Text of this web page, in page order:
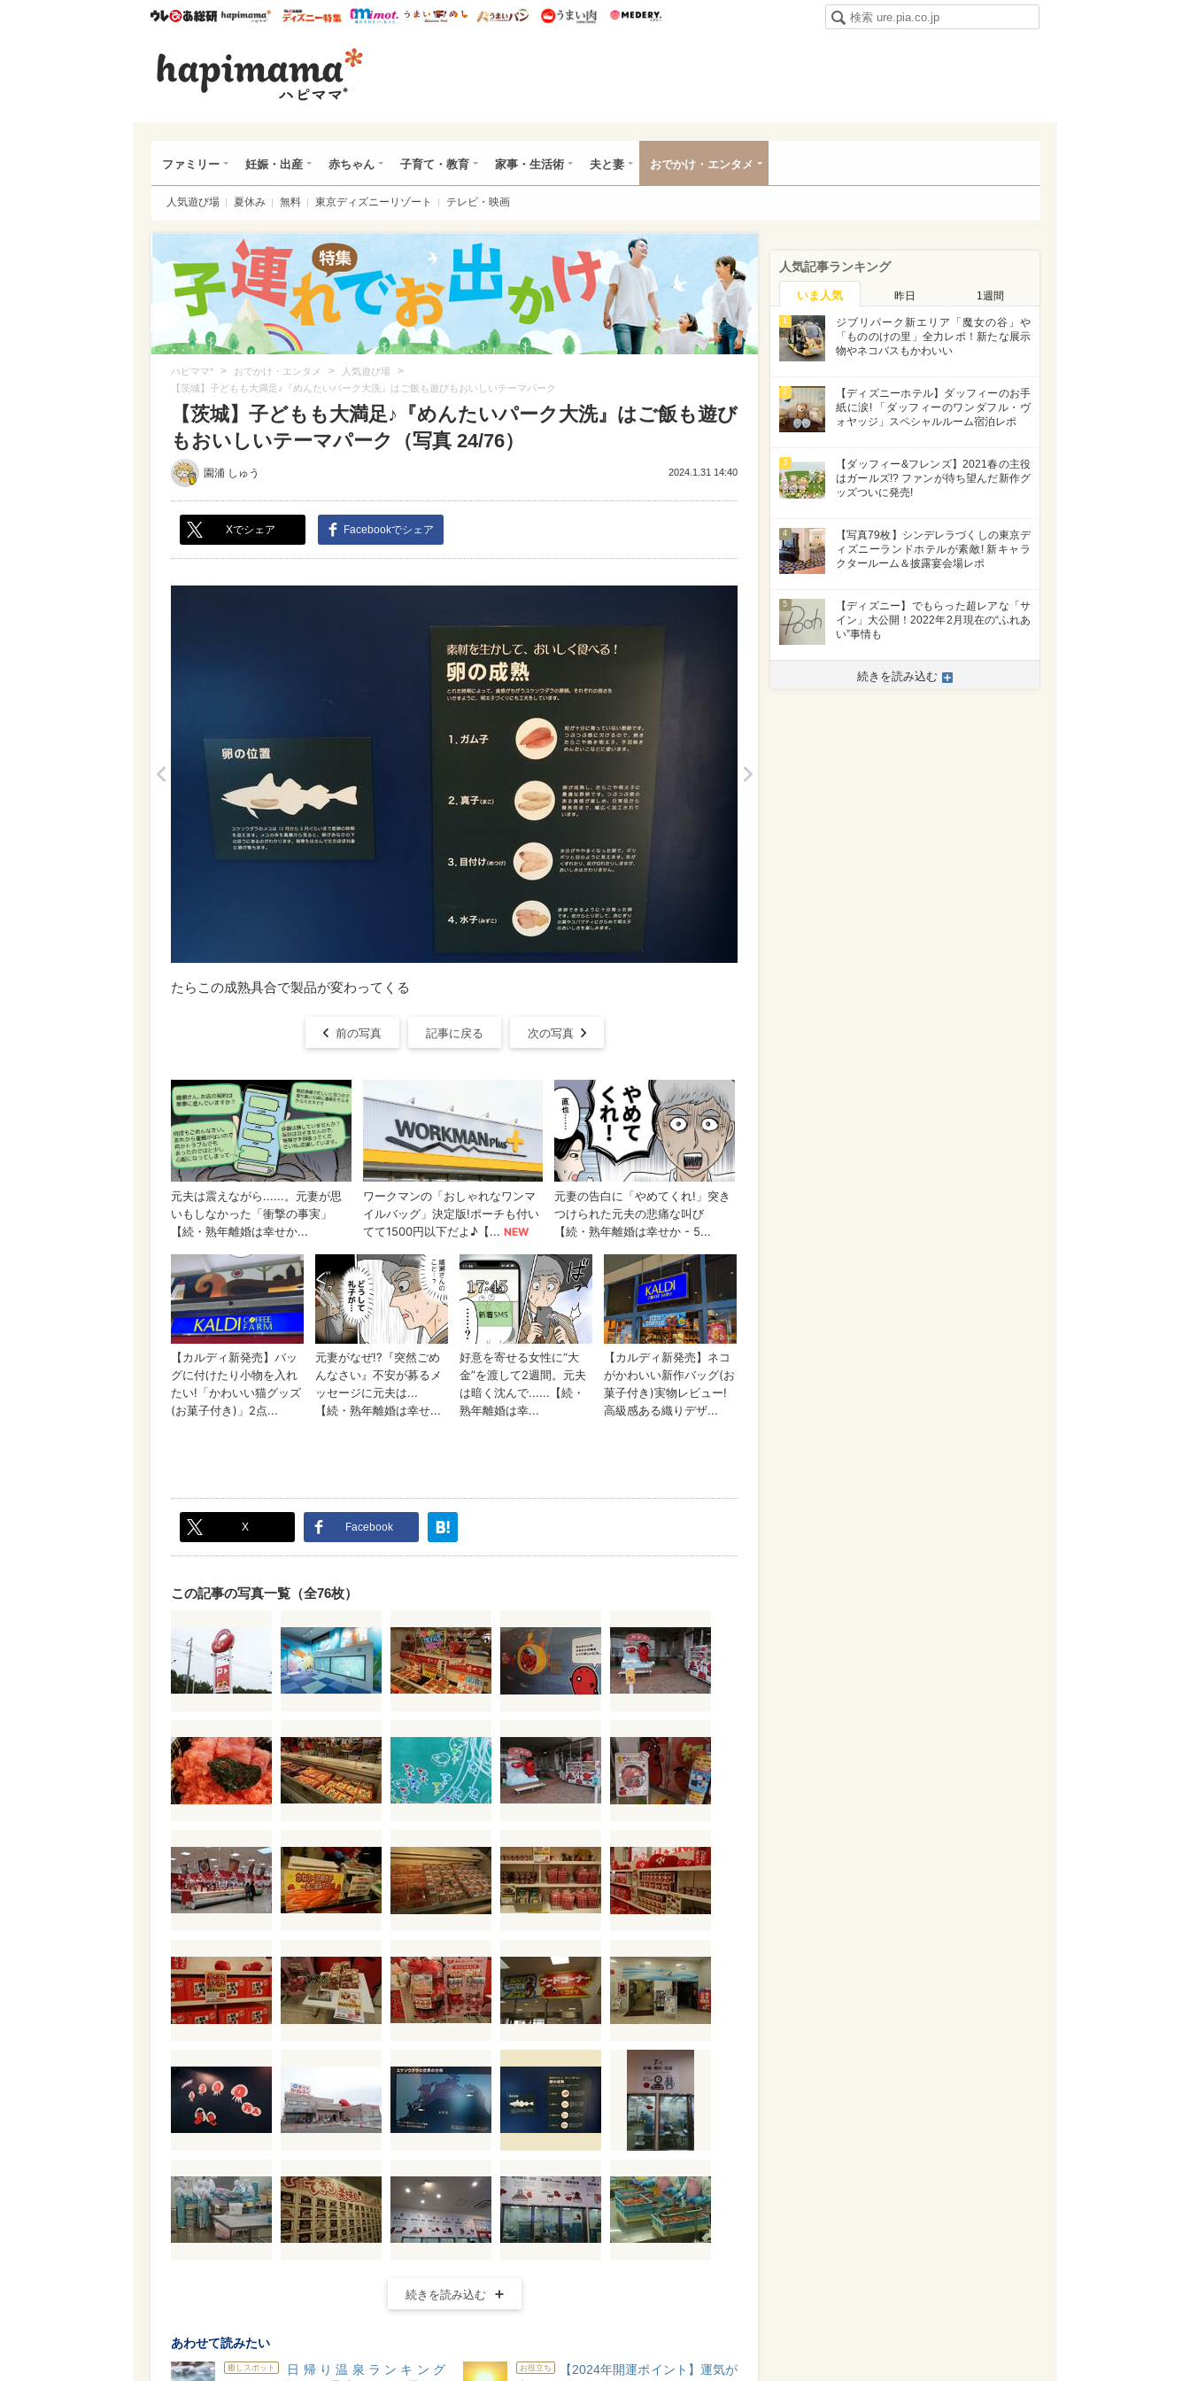
ウレぴあ総研ハピママ* ウレぴあ総研 ディズニー特集
mimot. うまいめし うまいパン うまい肉
ファミリー 妊娠・出産 赤ちゃん 子育て・教育 家事・生活術 夫と妻 おでかけ・エンタメ
人気遊び場 夏休み 無料 東京ディズニーリゾート テレビ・映画
ハピママ* > おでかけ・エンタメ > 人気遊び場 >
【茨城】子どもも大満足♪『めんたいパーク大洗』はご飯も遊びもおいしいテーマパーク
【茨城】子どもも大満足♪『めんたいパーク大洗』はご飯も遊び
もおいしいテーマパーク（写真 24/76）
園浦 しゅう 2024.1.31 14:40
Xでシェア Facebookでシェア
たらこの成熟具合で製品が変わってくる
前の写真 記事に戻る 次の写真
X Facebook
この記事の写真一覧（全76枚）
続きを読み込む
あわせて読みたい
癒しスポット
日帰り温泉ランキング
お役立ち
【2024年開運ポイント】運気が
人気記事ランキング
いま人気 昨日 1週間
1
ジブリパーク新エリア「魔女の谷」や
「もののけの里」全力レポ！新たな展示
物やネコバスもかわいい
2
【ディズニーホテル】ダッフィーのお手
紙に涙! 「ダッフィーのワンダフル・ヴ
ォヤッジ」スペシャルルーム宿泊レポ
3
【ダッフィー&フレンズ】2021春の主役
はガールズ!? ファンが待ち望んだ新作グ
ッズついに発売!
4
【写真79枚】シンデレラづくしの東京デ
ィズニーランドホテルが素敵! 新キャラ
クタールーム＆披露宴会場レポ
5
【ディズニー】でもらった超レアな「サ
イン」大公開！2022年2月現在の“ふれあ
い”事情も
続きを読み込む